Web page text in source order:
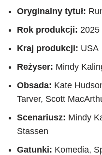
Oryginalny tytuł:
Rok produkcji: 2025
Kraj produkcji: USA
Reżyser: Mindy
Obsada: Kate
Tarver, Scott
Scenariusz: Mindy
Stassen
Gatunki: Komedia,